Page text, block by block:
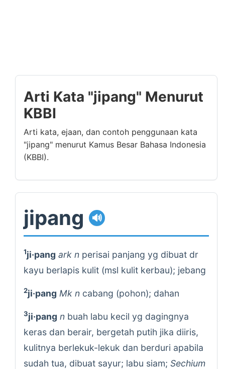
Arti Kata "jipang" Menurut
KBBI
Arti kata, ejaan, dan contoh penggunaan kata
"jipang" menurut Kamus Besar Bahasa Indonesia
(KBBI).
jipang 🔊
1ji·pang ark n perisai panjang yg dibuat dr
kayu berlapis kulit (msl kulit kerbau); jebang
2ji·pang Mk n cabang (pohon); dahan
3ji·pang n buah labu kecil yg dagingnya
keras dan berair, bergetah putih jika diiris,
kulitnya berlekuk-lekuk dan berduri apabila
sudah tua, dibuat sayur; labu siam; Sechium